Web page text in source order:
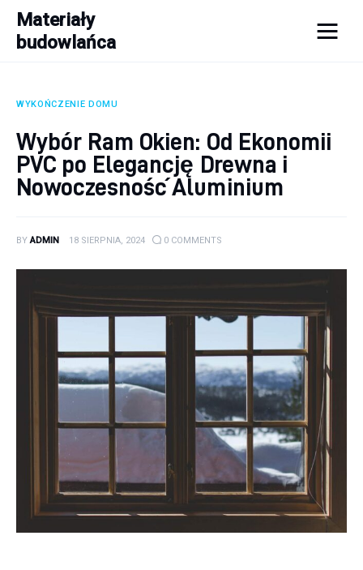
Materiały
budowlańcaMateriały budowlańca
Budowa
Porady
Remont
WYKOŃCZENIE DOMU
Wybór Ram Okien: Od Ekonomii
PVC po Elegancję Drewna i
Nowoczesność Aluminium
BY ADMIN 18 SIERPNIA, 2024 0 COMMENTS